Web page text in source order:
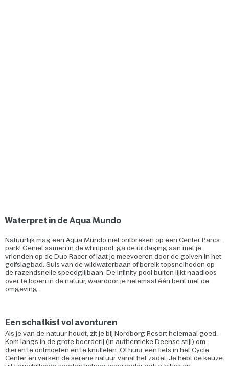
Waterpret in de Aqua Mundo
Natuurlijk mag een Aqua Mundo niet ontbreken op een Center Parcs-
park! Geniet samen in de whirlpool, ga de uitdaging aan met je
vrienden op de Duo Racer of laat je meevoeren door de golven in het
golfslagbad. Suis van de wildwaterbaan of bereik topsnelheden op
de razendsnelle speedglijbaan. De infinity pool buiten lijkt naadloos
over te lopen in de natuur, waardoor je helemaal één bent met de
omgeving.
Een schatkist vol avonturen
Als je van de natuur houdt, zit je bij Nordborg Resort helemaal goed.
Kom langs in de grote boerderij (in authentieke Deense stijl) om
dieren te ontmoeten en te knuffelen. Of huur een fiets in het Cycle
Center en verken de serene natuur vanaf het zadel. Je hebt de keuze